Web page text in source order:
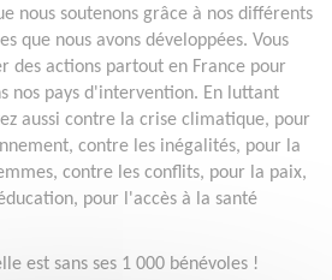
nous soutenons grâce à nos différents
que nous avons développées. Vous
des actions partout en France pour
nos pays d'intervention. En luttant
aussi contre la crise climatique, pour
contre les inégalités, pour la
contre les conflits, pour la paix,
pour l'accès à la santé
est sans ses 1 000 bénévoles !